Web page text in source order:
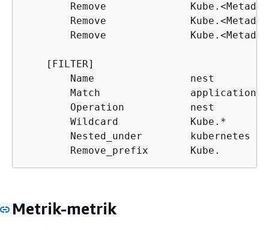
Remove
Remove
Remove
    [FILTER]
        Name                nest
        Match               application.*
        Operation           nest
        Wildcard            Kube.*
        Nested_under        kubernetes
        Remove_prefix       Kube.
Metrik-metrik